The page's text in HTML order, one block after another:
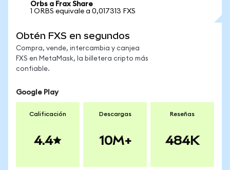
Orbs a Frax Share
1 ORBS equivale a 0,017313 FXS
Obtén FXS en segundos
Compra, vende, intercambia y canjea
FXS en MetaMask, la billetera cripto más
confiable.
Google Play
Calificación
4.4
Descargas
10M+
Reseñas
484K